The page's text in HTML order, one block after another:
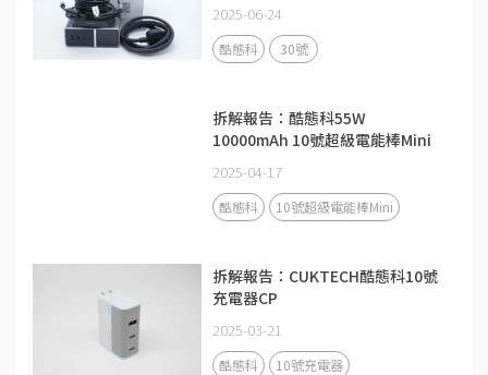
2025-06-24
酷態科 30號
拆解報告：酷態科55W
10000mAh 10號超級電能棒Mini
2025-04-17
酷態科 10號超級電能棒Mini
拆解報告：CUKTECH酷態科10號
充電器CP
2025-03-21
酷態科 10號充電器